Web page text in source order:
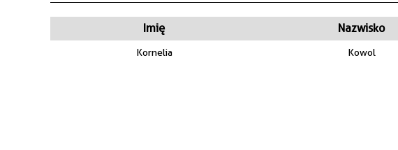
Imię Nazwisko
Kornelia Kowol